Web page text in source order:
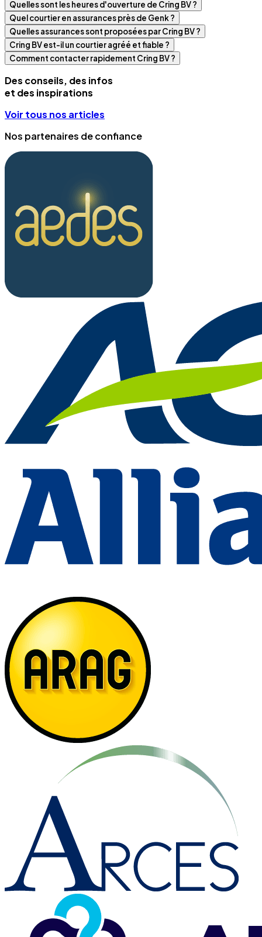
Quelles sont les heures d'ouverture de Cring BV ?
Quel courtier en assurances près de Genk ?
Quelles assurances sont proposées par Cring BV ?
Cring BV est-il un courtier agréé et fiable ?
Comment contacter rapidement Cring BV ?
Des conseils, des infos
et des inspirations
Voir tous nos articles
Nos partenaires de confiance